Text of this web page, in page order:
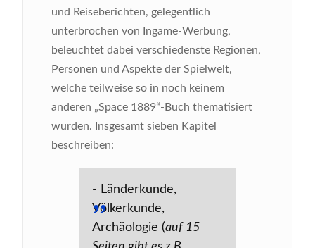
und Reiseberichten, gelegentlich
unterbrochen von Ingame-Werbung,
beleuchtet dabei verschiedenste Regionen,
Personen und Aspekte der Spielwelt,
welche teilweise so in noch keinem
anderen „Space 1889“-Buch thematisiert
wurden. Insgesamt sieben Kapitel
beschreiben:
- Länderkunde,
Völkerkunde,
Archäologie (auf 15